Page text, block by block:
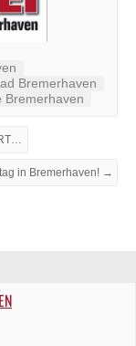
Bremerhaven
Bremerhaven
← 200 Jahre Die PARTEI Bremerhaven – KreisPARTEItag
in Bremerhaven! →